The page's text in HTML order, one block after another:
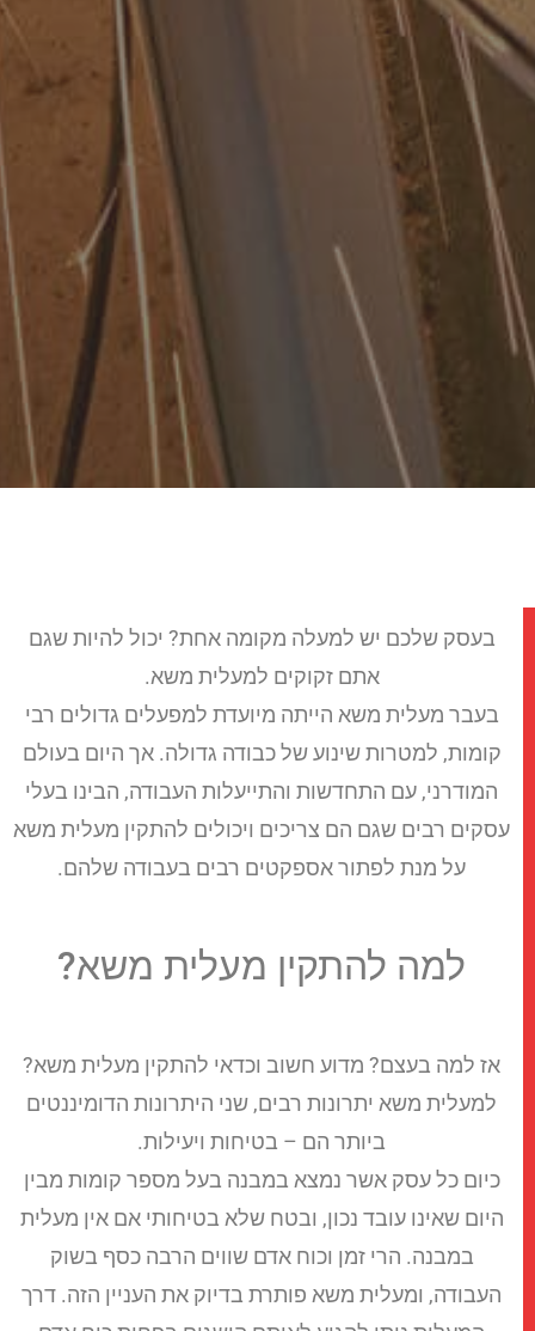
בעסק שלכם יש למעלה מקומה אחת? יכול להיות שגם
אתם זקוקים למעלית משא.
בעבר מעלית משא הייתה מיועדת למפעלים גדולים רבי
קומות, למטרות שינוע של כבודה גדולה. אך היום בעולם
המודרני, עם התחדשות והתייעלות העבודה, הבינו בעלי
רבים שגם הם צריכים ויכולים להתקין מעלית משא
על מנת לפתור אספקטים רבים בעבודה שלהם.
למה להתקין מעלית משא?
אז למה בעצם? מדוע חשוב וכדאי להתקין מעלית משא?
למעלית משא יתרונות רבים, שני היתרונות הדומיננטים
ביותר הם – בטיחות ויעילות.
כיום כל עסק אשר נמצא במבנה בעל מספר קומות מבין
היום שאינו עובד נכון, ובטח שלא בטיחותי אם אין מעלית
במבנה. הרי זמן וכוח אדם שווים הרבה כסף בשוק
העבודה, ומעלית משא פותרת בדיוק את העניין הזה. דרך